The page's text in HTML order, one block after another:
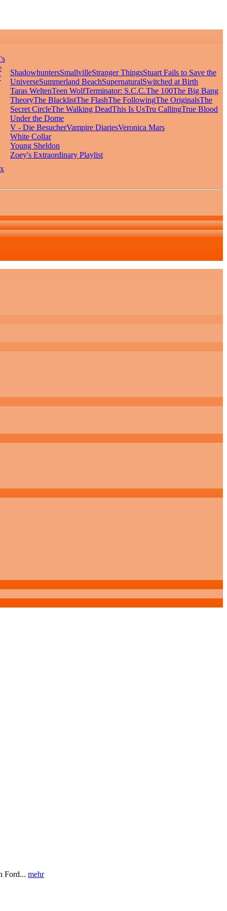
ShadowhuntersSmallvilleStranger ThingsStuart Fails to Save the
UniverseSummerland BeachSupernaturalSwitched at Birth
Taras WeltenTeen WolfTerminator: S.C.C.The 100The Big Bang
TheoryThe BlacklistThe FlashThe FollowingThe OriginalsThe
Secret CircleThe Walking DeadThis Is UsTru CallingTrue Blood
Under the Dome
V - Die BesucherVampire DiariesVeronica Mars
White Collar
Young Sheldon
Zoey's Extraordinary Playlist
Ford... mehr